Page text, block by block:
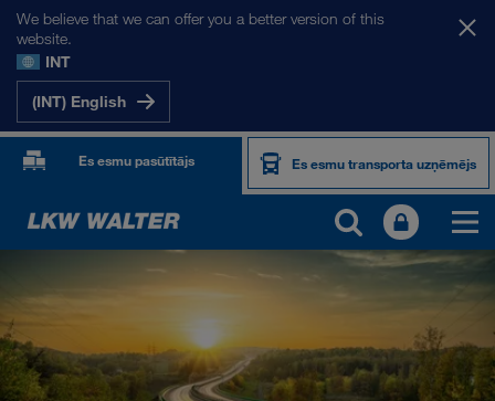
We believe that we can offer you a better version of this
website.
INT
(INT) English
Es esmu pasūtītājs Es esmu transporta uzņēmējs
PRODUKTI UN PAKALPOJUMI
Pārvadājumi pa autoceļiem
Digitāli risinājumi